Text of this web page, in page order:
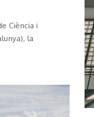
Ciència i
la